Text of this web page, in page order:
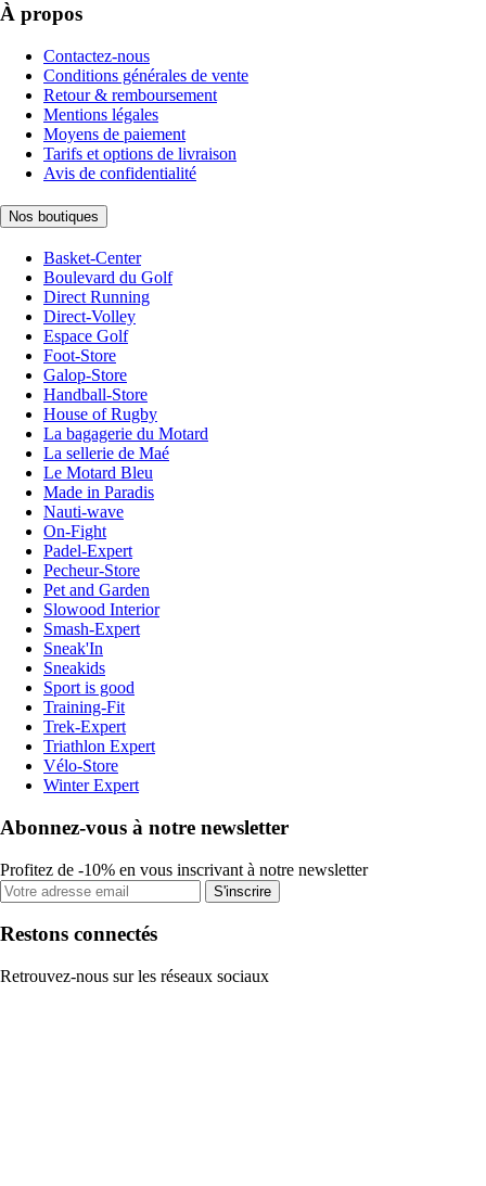
À propos
Contactez-nous
Conditions générales de vente
Retour & remboursement
Mentions légales
Moyens de paiement
Tarifs et options de livraison
Avis de confidentialité
Nos boutiques
Basket-Center
Boulevard du Golf
Direct Running
Direct-Volley
Espace Golf
Foot-Store
Galop-Store
Handball-Store
House of Rugby
La bagagerie du Motard
La sellerie de Maé
Le Motard Bleu
Made in Paradis
Nauti-wave
On-Fight
Padel-Expert
Pecheur-Store
Pet and Garden
Slowood Interior
Smash-Expert
Sneak'In
Sneakids
Sport is good
Training-Fit
Trek-Expert
Triathlon Expert
Vélo-Store
Winter Expert
Abonnez-vous à notre newsletter
Profitez de -10% en vous inscrivant à notre newsletter
S'inscrire
Restons connectés
Retrouvez-nous sur les réseaux sociaux